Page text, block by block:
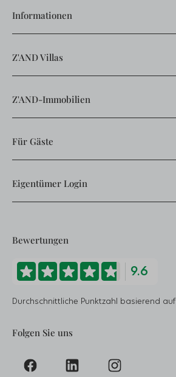
Informationen
Z'AND Villas
Z'AND-Immobilien
Für Gäste
Eigentümer Login
Bewertungen
9.6
Durchschnittliche Punktzahl basierend auf
Folgen Sie uns